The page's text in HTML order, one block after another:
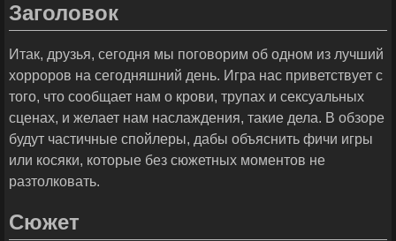
Заголовок
Итак, друзья, сегодня мы поговорим об одном из лучший
хорроров на сегодняшний день. Игра нас приветствует с
того, что сообщает нам о крови, трупах и сексуальных
сценах, и желает нам наслаждения, такие дела. В обзоре
будут частичные спойлеры, дабы объяснить фичи игры
или косяки, которые без сюжетных моментов не
разтолковать.
Сюжет